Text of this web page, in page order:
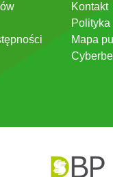
Kontakt
Mapa